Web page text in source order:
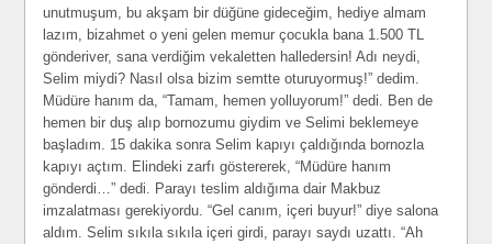
unutmuşum, bu akşam bir düğüne gideceğim, hediye almam
lazım, bizahmet o yeni gelen memur çocukla bana 1.500 TL
gönderiver, sana verdiğim vekaletten halledersin! Adı neydi,
Selim miydi? Nasıl olsa bizim semtte oturuyormuş!” dedim.
Müdüre hanım da, “Tamam, hemen yolluyorum!” dedi. Ben de
hemen bir duş alıp bornozumu giydim ve Selimi beklemeye
başladım. 15 dakika sonra Selim kapıyı çaldığında bornozla
kapıyı açtım. Elindeki zarfı göstererek, “Müdüre hanım
gönderdi…” dedi. Parayı teslim aldığıma dair Makbuz
imzalatması gerekiyordu. “Gel canım, içeri buyur!” diye salona
aldım. Selim sıkıla sıkıla içeri girdi, parayı saydı uzattı. “Ah